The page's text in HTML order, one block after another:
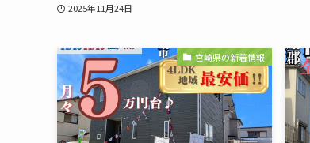
2025年11月24日
宮崎県の新着情報